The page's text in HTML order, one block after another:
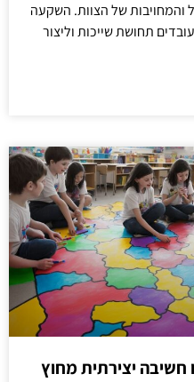
והמחויבות של הצוות. השקעה
תחושת שייכות וליצור
חשיבה יצירתית מחוץ